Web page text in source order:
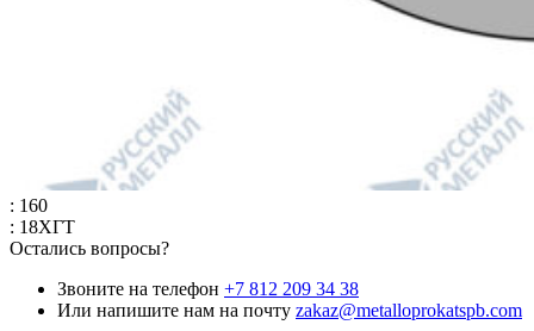
: 160
: 18ХГТ
Остались вопросы?
Звоните на телефон +7 812 209 34 38
Или напишите нам на почту zakaz@metalloprokatspb.com